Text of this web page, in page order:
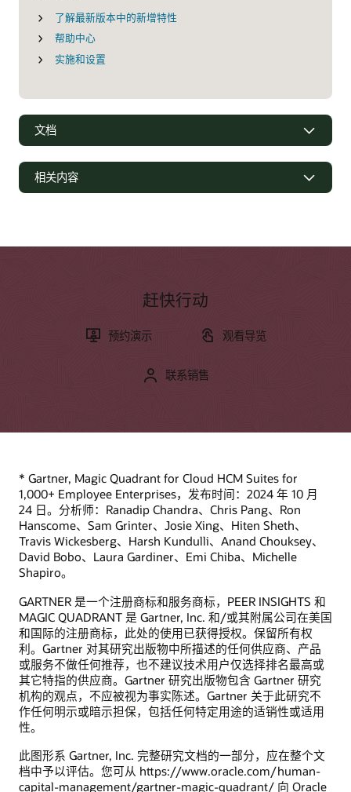
了解最新版本中的新增特性
帮助中心
实施和设置
文档
Oracle Time and Labor Cloud
Oracle 产品专家谈 Oracle Time and Labor 的独特优势。
视频：Oracle Cloud HCM Time and Labor (3:55)
产品介绍
Oracle Absence Management (PDF)
Oracle Time and Labor (PDF)
Time and Labor - Simple Time Card
相关内容
电子书：客户选择 Oracle Cloud HCM 的 10 大理由 (PDF)
赶快行动
预约演示 观看导览
联系销售
* Gartner, Magic Quadrant for Cloud HCM Suites for
1,000+ Employee Enterprises，发布时间：2024 年 10 月
24 日。分析师：Ranadip Chandra、Chris Pang、Ron
Hanscome、Sam Grinter、Josie Xing、Hiten Sheth、
Travis Wickesberg、Harsh Kundulli、Anand Chouksey、
David Bobo、Laura Gardiner、Emi Chiba、Michelle
Shapiro。
GARTNER 是一个注册商标和服务商标，PEER INSIGHTS 和
MAGIC QUADRANT 是 Gartner, Inc. 和/或其附属公司在美国
和国际的注册商标，此处的使用已获得授权。保留所有权
利。Gartner 对其研究出版物中所描述的任何供应商、产品
或服务不做任何推荐，也不建议技术用户仅选择排名最高或
其它特指的供应商。Gartner 研究出版物包含 Gartner 研究
机构的观点，不应被视为事实陈述。Gartner 关于此研究不
作任何明示或暗示担保，包括任何特定用途的适销性或适用
性。
此图形系 Gartner, Inc. 完整研究文档的一部分，应在整个文
档中予以评估。您可从 https://www.oracle.com/human-
capital-management/gartner-magic-quadrant/ 向 Oracle